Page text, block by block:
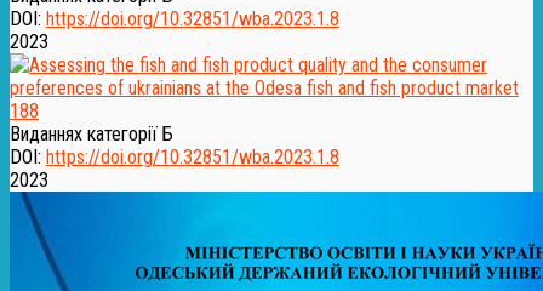
DOI: https://doi.org/10.32851/wba.2023.1.8
2023
188
Виданнях категорії Б
DOI: https://doi.org/10.32851/wba.2023.1.8
2023